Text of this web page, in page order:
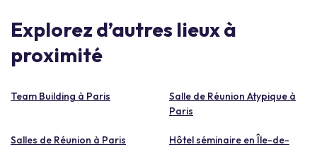
Explorez d’autres lieux à
proximité
Team Building à Paris
Salle de Réunion Atypique à
Paris
Salles de Réunion à Paris
Hôtel séminaire en Île-de-